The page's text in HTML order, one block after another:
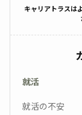
キャリアトラスは
就活
就活の不安